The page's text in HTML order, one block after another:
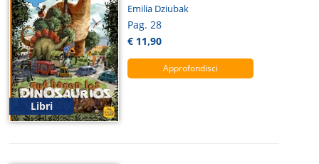
Libri
Emilia Dziubak
Pag. 28
€ 11,90
Approfondisci